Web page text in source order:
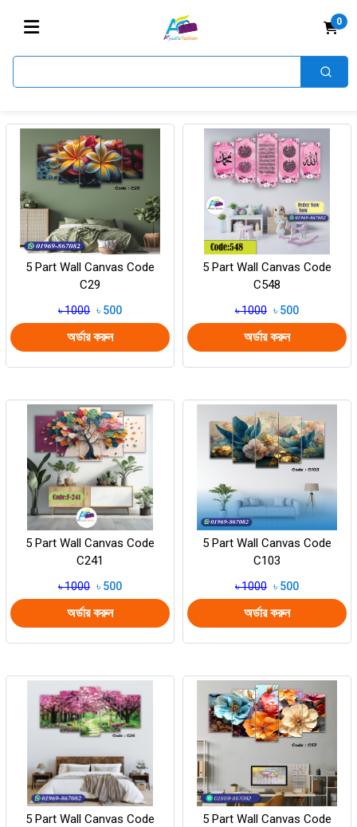
0
Wall Canvas
5 Part Wall Canvas Code
C29
৳ 1000 ৳ 500
অর্ডার করুন
5 Part Wall Canvas Code
C548
৳ 1000 ৳ 500
অর্ডার করুন
5 Part Wall Canvas Code
C241
৳ 1000 ৳ 500
অর্ডার করুন
5 Part Wall Canvas Code
C103
৳ 1000 ৳ 500
অর্ডার করুন
5 Part Wall Canvas Code
5 Part Wall Canvas Code